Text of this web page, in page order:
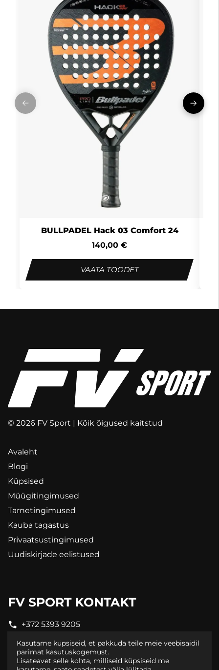
BULLPADEL Hack 03 Comfort 24
140,00 €
VAATA TOODET
© 2026 FV Sport | Kõik õigused kaitstud
Avaleht
Blogi
Küpsised
Müügitingimused
Tarnetingimused
Kauba tagastus
Privaatsustingimused
Uudiskirjade eelistused
FV SPORT KONTAKT
+372 5393 9205
pood@fvsport.ee
Kasutame küpsiseid, et pakkuda teile meie veebisaidil
parimat kasutuskogemust.
Lisateavet selle kohta, milliseid küpsiseid me